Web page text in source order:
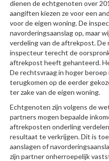
dienen de echtgenoten over
aangiften kiezen ze voor een
voor de eigen woning. De
navorderingsaanslag op, maar
verdeling van de aftrekpost.
inspecteur terecht de
aftrekpost heeft gehanteerd.
De rechtsvraag in hoger
terugkomen op de eerder
ter zake van de eigen woning.
Echtgenoten zijn volgens de
partners mogen bepaalde
aftrekposten onderling
resultaat te verkrijgen. Dit is
aanslagen of
zijn partner onherroepelijk